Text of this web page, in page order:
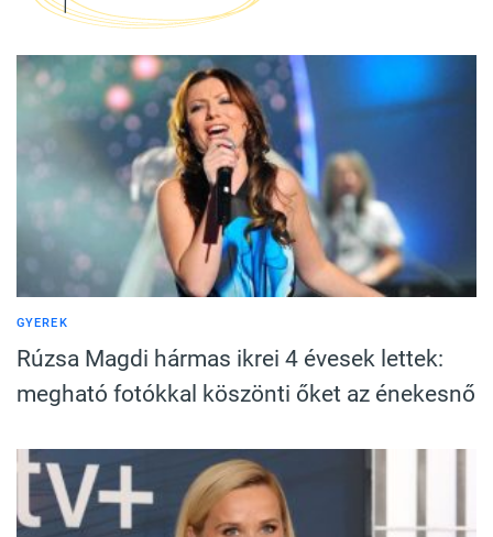
GYEREK
Rúzsa Magdi hármas ikrei 4 évesek lettek:
megható fotókkal köszönti őket az énekesnő